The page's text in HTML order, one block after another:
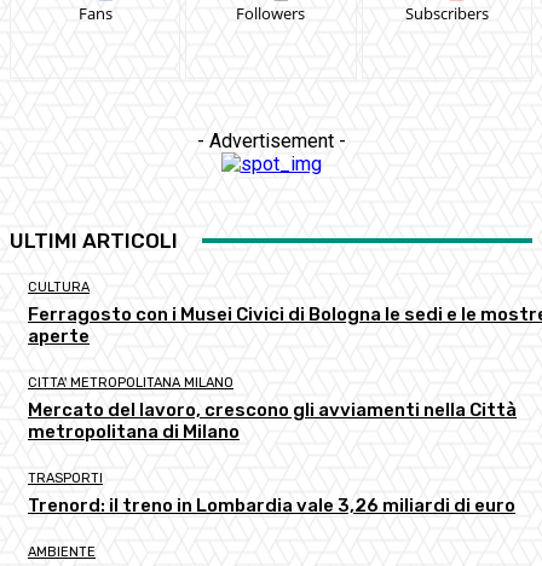
Fans Followers Subscribers
- Advertisement -
ULTIMI ARTICOLI
CULTURA
Ferragosto con i Musei Civici di Bologna le sedi e le
aperte
CITTA' METROPOLITANA MILANO
Mercato del lavoro, crescono gli avviamenti nella Città
metropolitana di Milano
TRASPORTI
Trenord: il treno in Lombardia vale 3,26 miliardi di euro
AMBIENTE